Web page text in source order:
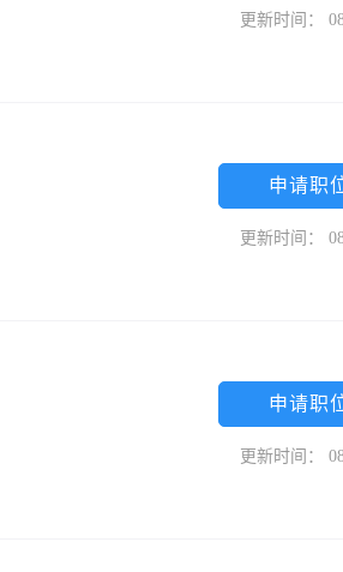
更新时间：
申请职
更新时间：
申请职
更新时间：